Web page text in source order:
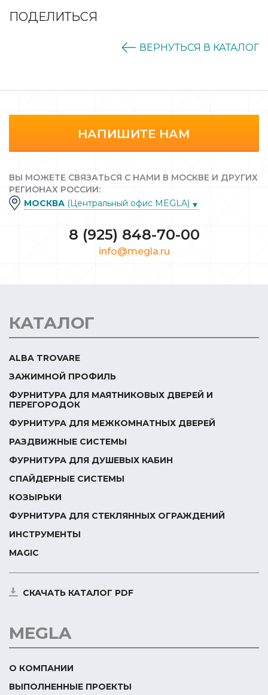
ПОДЕЛИТЬСЯ
ВЕРНУТЬСЯ В КАТАЛОГ
НАПИШИТЕ НАМ
ВЫ МОЖЕТЕ СВЯЗАТЬСЯ С НАМИ В МОСКВЕ И ДРУГИХ
РЕГИОНАХ РОССИИ:
МОСКВА (Центральный офис MEGLA)
8 (925) 848-70-00
info@megla.ru
MEGLA
О КОМПАНИИ
ВЫПОЛНЕННЫЕ ПРОЕКТЫ
КАТАЛОГ
ALBA TROVARE
ЗАЖИМНОЙ ПРОФИЛЬ
ФУРНИТУРА ДЛЯ МАЯТНИКОВЫХ ДВЕРЕЙ И
ПЕРЕГОРОДОК
ФУРНИТУРА ДЛЯ МЕЖКОМНАТНЫХ ДВЕРЕЙ
РАЗДВИЖНЫЕ СИСТЕМЫ
ФУРНИТУРА ДЛЯ ДУШЕВЫХ КАБИН
СПАЙДЕРНЫЕ СИСТЕМЫ
КОЗЫРЬКИ
ФУРНИТУРА ДЛЯ СТЕКЛЯННЫХ ОГРАЖДЕНИЙ
ИНСТРУМЕНТЫ
MAGIC
СКАЧАТЬ КАТАЛОГ PDF